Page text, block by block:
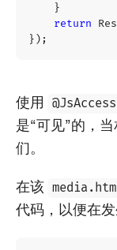
}
return
});
使用
是“可见”的，
们。
在该
代码，以便在